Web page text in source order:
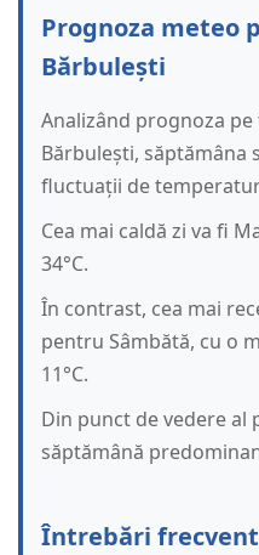
Prognoza meteo
Bărbulești
Analizând prognoza
Bărbulești, săptămâna
fluctuații de
Cea mai caldă zi va fi
34°C.
În contrast, cea mai
pentru Sâmbătă, cu o
11°C.
Din punct de vedere al
săptămână
Întrebări